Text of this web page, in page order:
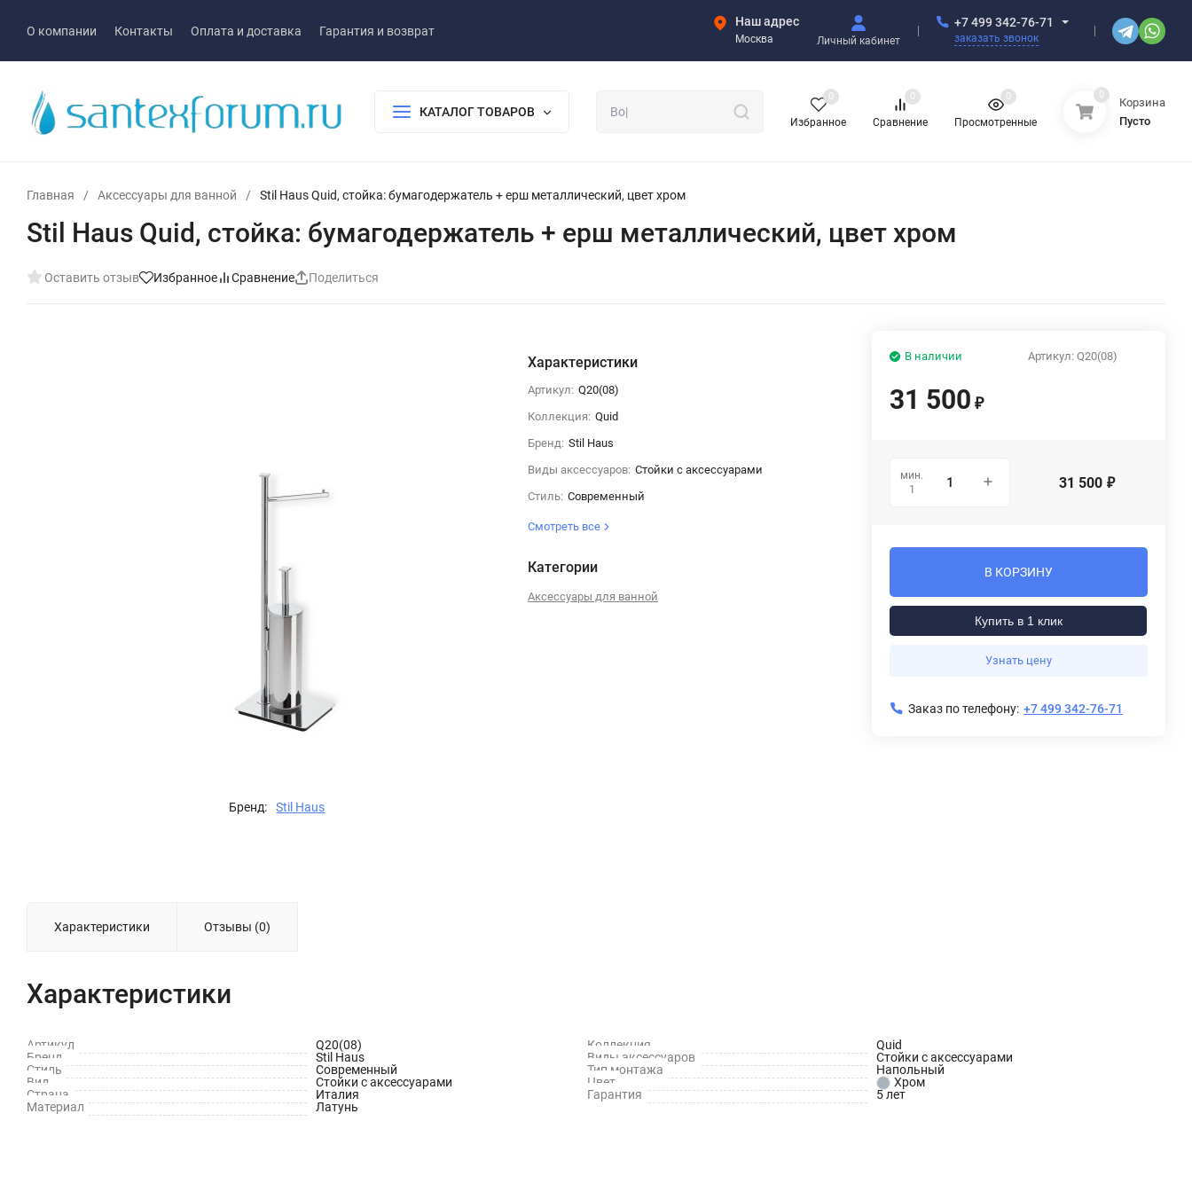
О компании Контакты Оплата и доставка Гарантия и возврат
Наш адрес
Москва Личный кабинет
+7 499 342-76-71
заказать звонок
КАТАЛОГ ТОВАРОВ
Избранное
0
Сравнение
0
Просмотренные
0 0
Корзина
Пусто
Главная / Аксессуары для ванной / Stil Haus Quid, стойка: бумагодержатель + ерш металлический, цвет хром
Stil Haus Quid, стойка: бумагодержатель + ерш металлический, цвет хром
Оставить отзыв Избранное Сравнение Поделиться
Бренд: Stil Haus
Характеристики
Артикул: Q20(08)
Коллекция: Quid
Бренд: Stil Haus
Виды аксессуаров: Стойки с аксессуарами
Стиль: Современный
Смотреть все
Категории
Аксессуары для ванной
Артикул: Q20(08)
В наличии
31 500 ₽
мин.
1
31 500 ₽
В КОРЗИНУ
Купить в 1 клик
Узнать цену
Заказ по телефону: +7 499 342-76-71
Характеристики Отзывы (0)
Характеристики
Артикул Q20(08) Коллекция
Quid
Бренд
Stil Haus Виды аксессуаров
Стойки с аксессуарами
Стиль
Современный Тип монтажа
Напольный
Вид
Стойки с аксессуарами Цвет
Хром
Страна
Италия Гарантия
5 лет
Материал
Латунь